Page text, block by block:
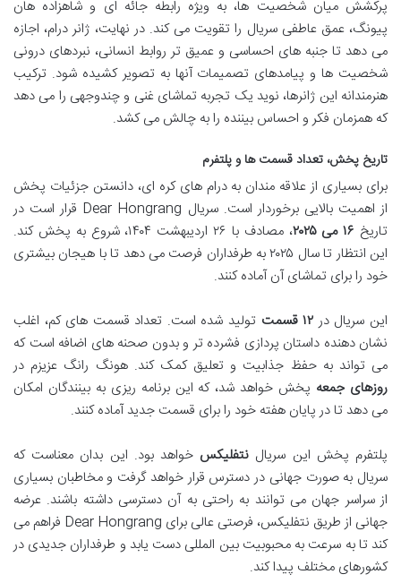
پرکشش میان شخصیت ها، به ویژه رابطه جائه ای و شاهزاده هان
پیونگ، عمق عاطفی سریال را تقویت می کند. در نهایت، ژانر درام، اجازه
می دهد تا جنبه های احساسی و عمیق تر روابط انسانی، نبردهای درونی
شخصیت ها و پیامدهای تصمیمات آنها به تصویر کشیده شود. ترکیب
هنرمندانه این ژانرها، نوید یک تجربه تماشای غنی و چندوجهی را می دهد
که همزمان فکر و احساس بیننده را به چالش می کشد.
تاریخ پخش، تعداد قسمت ها و پلتفرم
برای بسیاری از علاقه مندان به درام های کره ای، دانستن جزئیات پخش
از اهمیت بالایی برخوردار است. سریال Dear Hongrang قرار است در
تاریخ ۱۶ می ۲۰۲۵
، مصادف با ۲۶ اردیبهشت ۱۴۰۴، شروع به پخش کند.
این انتظار تا سال ۲۰۲۵ به طرفداران فرصت می دهد تا با هیجان بیشتری
خود را برای تماشای آن آماده کنند.
این سریال در ۱۲ قسمت
تولید شده است. تعداد قسمت های کم، اغلب
نشان دهنده داستان پردازی فشرده تر و بدون صحنه های اضافه است که
می تواند به حفظ جذابیت و تعلیق کمک کند. هونگ رانگ عزیزم در
روزهای جمعه پخش خواهد شد، که این برنامه ریزی به بینندگان امکان
می دهد تا در پایان هفته خود را برای قسمت جدید آماده کنند.
پلتفرم پخش این سریال نتفلیکس خواهد بود. این بدان معناست که
سریال به صورت جهانی در دسترس قرار خواهد گرفت و مخاطبان بسیاری
از سراسر جهان می توانند به راحتی به آن دسترسی داشته باشند. عرضه
جهانی از طریق نتفلیکس، فرصتی عالی برای Dear Hongrang فراهم می
کند تا به سرعت به محبوبیت بین المللی دست یابد و طرفداران جدیدی در
کشورهای مختلف پیدا کند.